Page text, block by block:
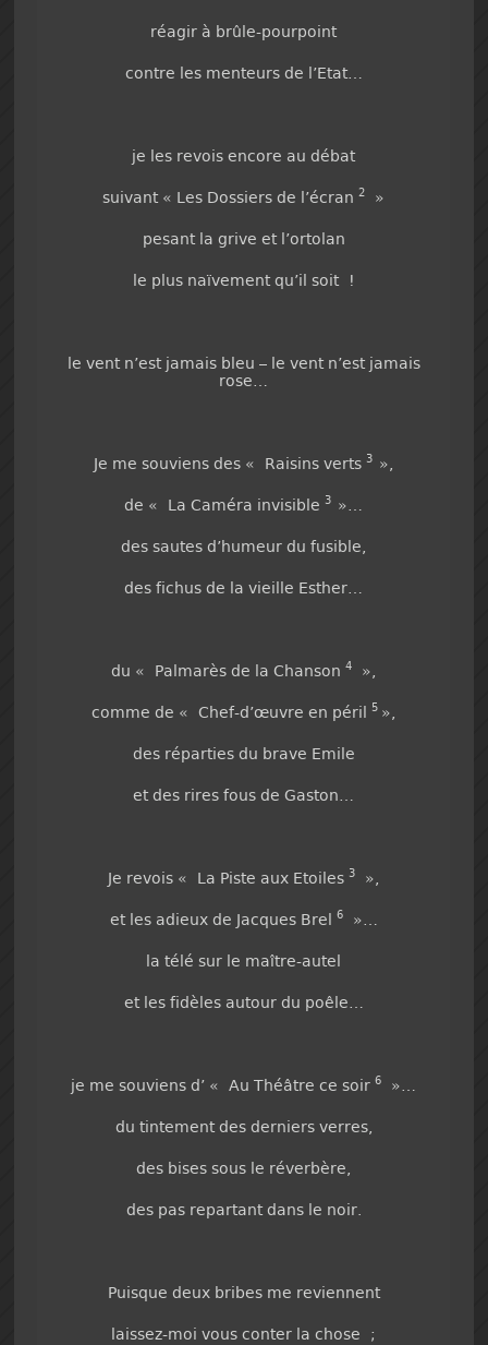
réagir à brûle-pourpoint
contre les menteurs de l’Etat…
je les revois encore au débat
suivant « Les Dossiers de l’écran2 »
pesant la grive et l’ortolan
le plus naïvement qu’il soit !
le vent n’est jamais bleu – le vent n’est jamais
rose…
Je me souviens des « Raisins verts 3 »,
de « La Caméra invisible 3 »…
des sautes d’humeur du fusible,
des fichus de la vieille Esther…
du « Palmarès de la Chanson4 »,
comme de « Chef-d’œuvre en péril 5 »,
des réparties du brave Emile
et des rires fous de Gaston…
Je revois « La Piste aux Etoiles 3 »,
et les adieux de Jacques Brel 6»…
la télé sur le maître-autel
et les fidèles autour du poêle…
je me souviens d’ « Au Théâtre ce soir6 »…
du tintement des derniers verres,
des bises sous le réverbère,
des pas repartant dans le noir.
Puisque deux bribes me reviennent
laissez-moi vous conter la chose ;